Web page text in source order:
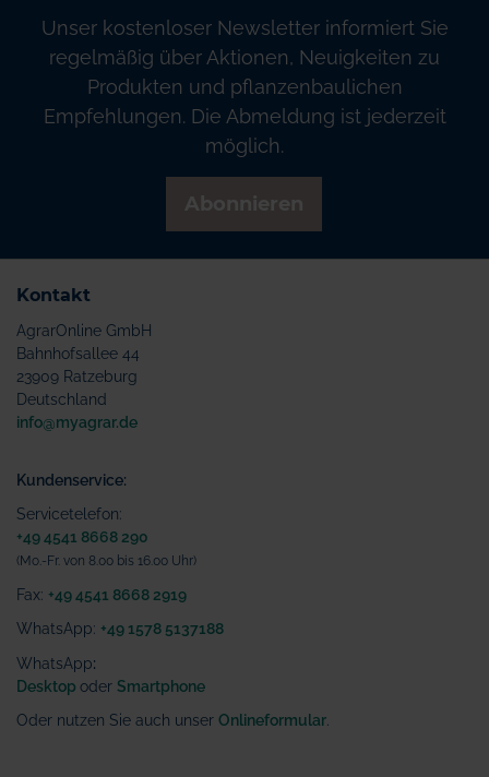
Unser kostenloser Newsletter informiert Sie
regelmäßig über Aktionen, Neuigkeiten zu
Produkten und pflanzenbaulichen
Empfehlungen. Die Abmeldung ist jederzeit
möglich.
Kontakt
AgrarOnline GmbH
Bahnhofsallee 44
23909 Ratzeburg
Deutschland
info@myagrar.de
Kundenservice:
Servicetelefon:
+49 4541 8668 290
(Mo.-Fr. von 8.00 bis 16.00 Uhr)
Fax: +49 4541 8668 2919
WhatsApp: +49 1578 5137188
WhatsApp:
Desktop oder Smartphone
Oder nutzen Sie auch unser Onlineformular